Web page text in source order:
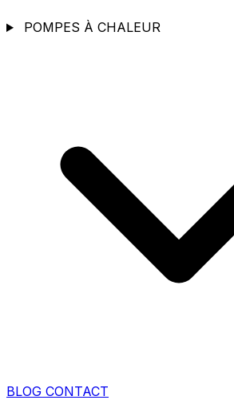
POMPES À CHALEUR
BLOG CONTACT